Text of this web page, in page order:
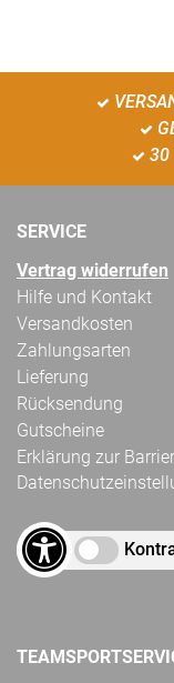
30
SERVICE
Vertrag widerrufen
Hilfe und Kontakt
Versandkosten
Zahlungsarten
Lieferung
Rücksendung
Gutscheine
Erklärung zur